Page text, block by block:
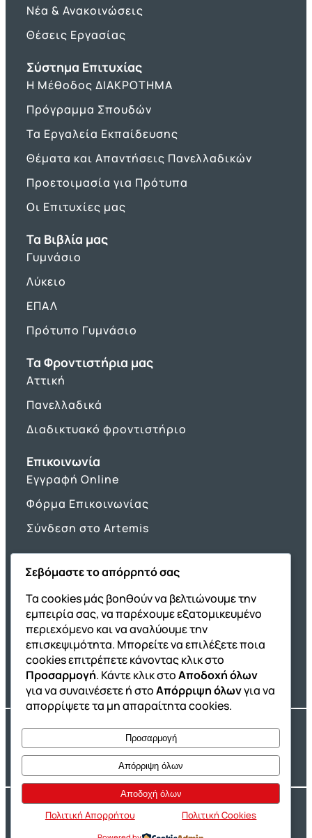
Νέα & Ανακοινώσεις
Θέσεις Εργασίας
Σύστημα Επιτυχίας
Η Μέθοδος ΔΙΑΚΡΟΤΗΜΑ
Πρόγραμμα Σπουδών
Τα Εργαλεία Εκπαίδευσης
Θέματα και Απαντήσεις Πανελλαδικών
Προετοιμασία για Πρότυπα
Οι Επιτυχίες μας
Τα Βιβλία μας
Γυμνάσιο
Λύκειο
ΕΠΑΛ
Πρότυπο Γυμνάσιο
Τα Φροντιστήρια μας
Αττική
Πανελλαδικά
Διαδικτυακό φροντιστήριο
Επικοινωνία
Εγγραφή Online
Φόρμα Επικοινωνίας
Σύνδεση στο Artemis
Όμιλος ΔΙΑΚΡΟΤΗΜΑ
ΔΙΑΚΡΟΤΗΜΑ@Home
Σχολική Μελέτη After School
Εκδόσεις Καλαϊτζίδη
Franchise ΔΙΑΚΡΟΤΗΜΑ
Copyright® 2004 –2026Εκπαιδευτικός Όμιλος ΔΙΑΚΡΟΤΗΜΑ®. Αρ.
Γ.Ε.Μ.Η.: 54967109000.
Oceancube – Hosted by
Ιδιωτικότητα Πολιτική Cookies
Σεβόμαστε το απόρρητό σας
Τα cookies μάς βοηθούν να βελτιώνουμε την
εμπειρία σας, να παρέχουμε εξατομικευμένο
περιεχόμενο και να αναλύουμε την
επισκεψιμότητα. Μπορείτε να επιλέξετε ποια
cookies επιτρέπετε κάνοντας κλικ στο
Προσαρμογή. Κάντε κλικ στοΑποδοχή όλων
για να συναινέσετε ή στοΑπόρριψη όλωνγια να
απορρίψετε τα μη απαραίτητα cookies.
Προσαρμογή
Απόρριψη όλων
Αποδοχή όλων
Πολιτική Απορρήτου Πολιτική Cookies